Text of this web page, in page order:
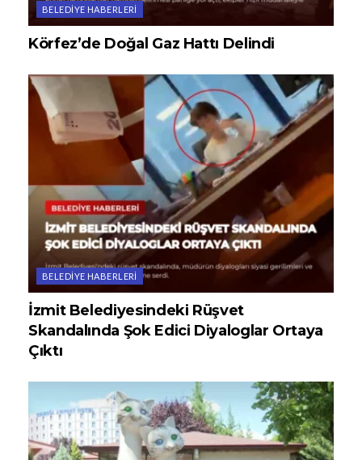
BELEDIYE HABERLERI
Körfez’de Doğal Gaz Hattı Delindi
BELEDIYE HABERLERI
İzmit Belediyesindeki Rüşvet
Skandalında Şok Edici Diyaloglar Ortaya
Çıktı